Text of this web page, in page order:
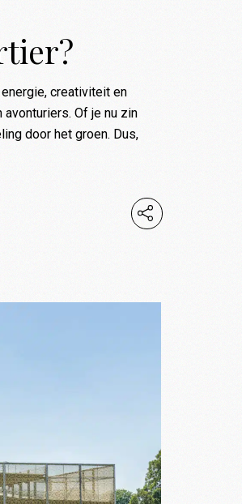
creativiteit en
Of je nu zin
door het groen. Dus,